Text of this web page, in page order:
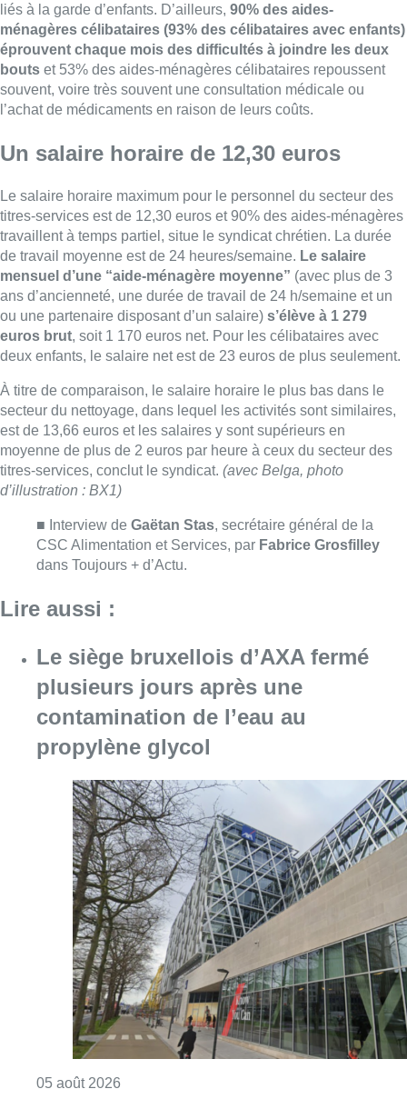
de travail moyenne est de 24 heures/semaine.Le salaire
mensuel d’une “aide-ménagère moyenne”(avec plus de 3
ans d’ancienneté, une durée de travail de 24 h/semaine et un
ou une partenaire disposant d’un salaire)s’élève à 1 279
euros brut, soit 1 170 euros net. Pour les célibataires avec
deux enfants, le salaire net est de 23 euros de plus seulement.
À titre de comparaison, le salaire horaire le plus bas dans le
secteur du nettoyage, dans lequel les activités sont similaires,
moyenne de plus de 2 euros par heure à ceux du secteur des
titres-services, conclut le syndicat.(avec Belga, photo
d’illustration : BX1)
■ Interview deGaëtan Stas, secrétaire général de la
CSC Alimentation et Services, parFabrice Grosfilley
dans Toujours + d’Actu.
Lire aussi :
Le siège bruxellois d’AXA fermé
plusieurs jours après une
contamination de l’eau au
propylène glycol
05 août 2026Consulter l'article "Le siège bruxellois
Sécheresse : attention aux chutes
de branches en forêt